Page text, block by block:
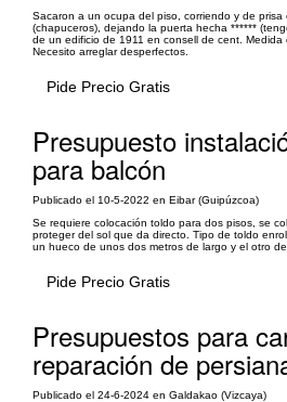
Sacaron a un ocupa del piso, corriendo y de prisa
(chapuceros), dejando la puerta hecha ******
de un edificio de 1911 en consell de cent.
Necesito arreglar desperfectos.
Pide Precio Gratis
Presupuesto
para balcón
Publicado el 10-5-2022 en Eibar (Guipúzcoa)
Se requiere colocación toldo para dos pisos, se
proteger del sol que da directo. Tipo de toldo
un hueco de unos dos metros de largo y el otro
Pide Precio Gratis
Presupuestos para
reparación de
Publicado el 24-6-2024 en Galdakao (Vizcaya)